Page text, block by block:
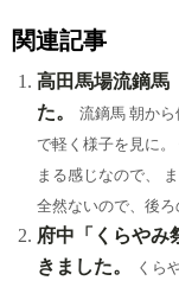
bo
ok
en
a
関連記事
高田馬場流鏑馬
た。
流鏑馬 朝か
で軽く様子を見に
まる感じなので、
全然ないので、後
府中「くらやみ
きました。
くら